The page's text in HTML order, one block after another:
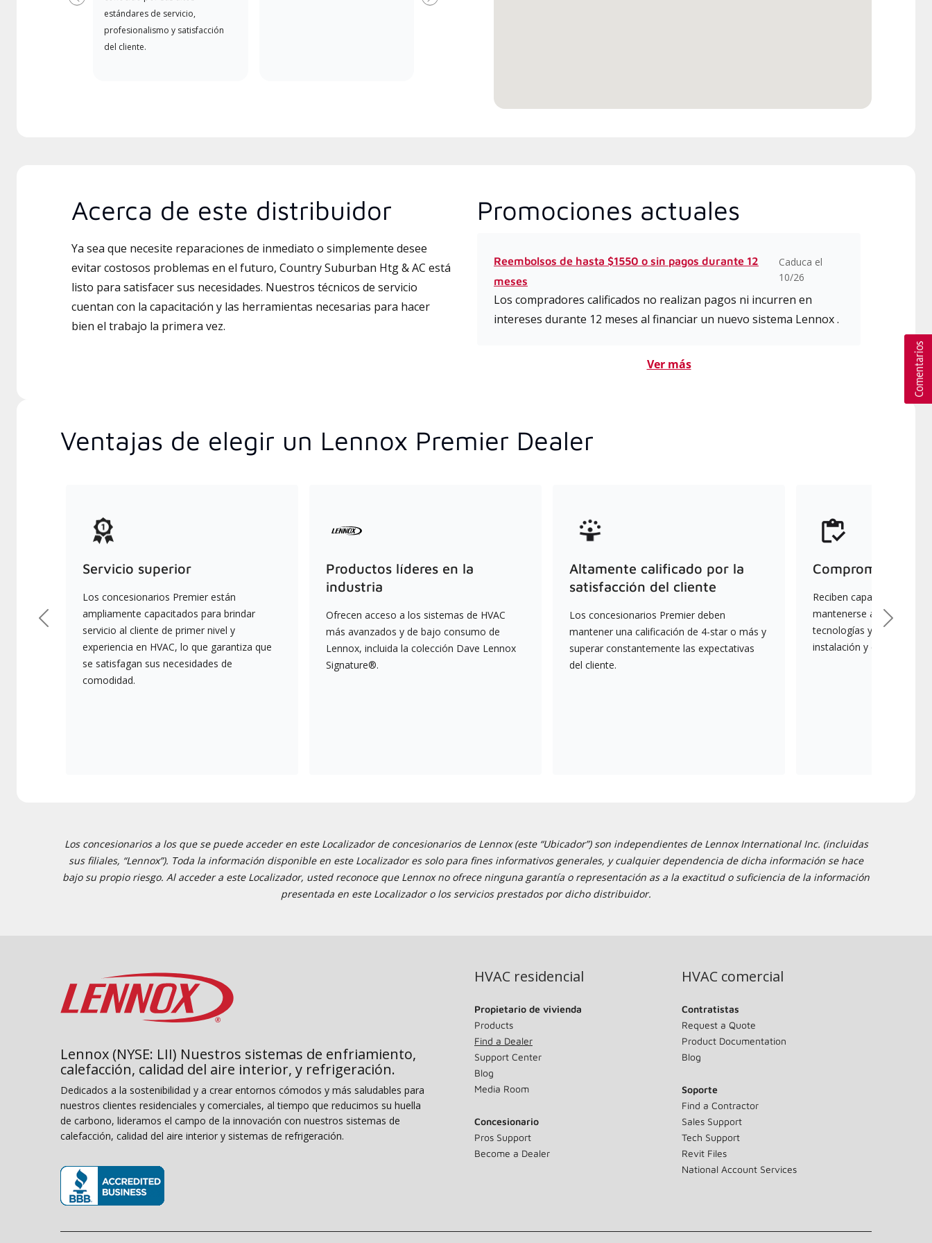
estándares de servicio,
profesionalismo y satisfacción
del cliente.
Previous Next
Acerca de este distribuidor
Ya sea que necesite reparaciones de inmediato o simplemente desee
evitar costosos problemas en el futuro, Country Suburban Htg & AC está
listo para satisfacer sus necesidades. Nuestros técnicos de servicio
cuentan con la capacitación y las herramientas necesarias para hacer
bien el trabajo la primera vez.
Promociones actuales
Reembolsos de hasta $1550 o sin pagos durante 12
meses
Caduca el
10/26
Los compradores calificados no realizan pagos ni incurren en
intereses durante 12 meses al financiar un nuevo sistema Lennox .
Ver más
Ventajas de elegir un Lennox Premier Dealer
Servicio superior
Los concesionarios Premier están
ampliamente capacitados para brindar
servicio al cliente de primer nivel y
experiencia en HVAC, lo que garantiza que
se satisfagan sus necesidades de
comodidad.
Productos líderes en la
industria
Ofrecen acceso a los sistemas de HVAC
más avanzados y de bajo consumo de
Lennox, incluida la colección Dave Lennox
Signature®.
Altamente calificado por la
satisfacción del cliente
Los concesionarios Premier deben
mantener una calificación de 4-star o más y
superar constantemente las expectativas
del cliente.
Compromiso con
Reciben capacitación
mantenerse actualizados
tecnologías y mejores
instalación y el
Previous Next
Los concesionarios a los que se puede acceder en este Localizador de concesionarios de Lennox (este “Ubicador”) son independientes de Lennox International Inc. (incluidas
sus filiales, “Lennox”). Toda la información disponible en este Localizador es solo para fines informativos generales, y cualquier dependencia de dicha información se hace
bajo su propio riesgo. Al acceder a este Localizador, usted reconoce que Lennox no ofrece ninguna garantía o representación as a la exactitud o suficiencia de la información
presentada en este Localizador o los servicios prestados por dicho distribuidor.
Lennox (NYSE: LII) Nuestros sistemas de enfriamiento,
calefacción, calidad del aire interior, y refrigeración.
Dedicados a la sostenibilidad y a crear entornos cómodos y más saludables para
nuestros clientes residenciales y comerciales, al tiempo que reducimos su huella
de carbono, lideramos el campo de la innovación con nuestros sistemas de
calefacción, calidad del aire interior y sistemas de refrigeración.
HVAC residencial
Propietario de vivienda
Products
Find a Dealer
Support Center
Blog
Media Room
Concesionario
Pros Support
Become a Dealer
HVAC comercial
Contratistas
Request a Quote
Product Documentation
Blog
Soporte
Find a Contractor
Sales Support
Tech Support
Revit Files
National Account Services